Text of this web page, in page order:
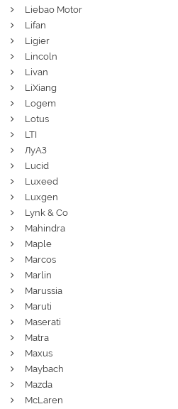
Liebao Motor
Lifan
Ligier
Lincoln
Livan
LiXiang
Logem
Lotus
LTI
ЛуАЗ
Lucid
Luxeed
Luxgen
Lynk & Co
Mahindra
Maple
Marcos
Marlin
Marussia
Maruti
Maserati
Matra
Maxus
Maybach
Mazda
McLaren